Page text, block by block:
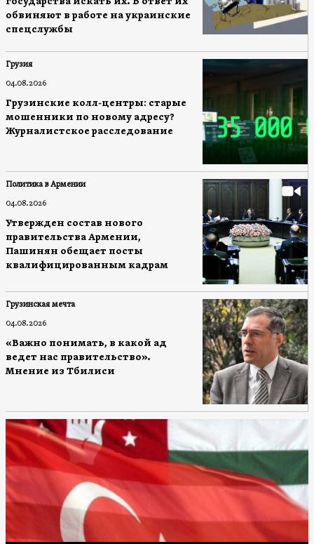
обвиняют в работе на украинские
спецслужбы
Грузия
04.08.2026
Грузинские колл-центры: старые
мошенники по новому адресу?
Журналистское расследование
Политика в Армении
04.08.2026
Утвержден состав нового
правительства Армении,
Пашинян обещает посты
квалифицированным кадрам
Грузинская мечта
04.08.2026
«Важно понимать, в какой ад
ведет нас правительство».
Мнение из Тбилиси